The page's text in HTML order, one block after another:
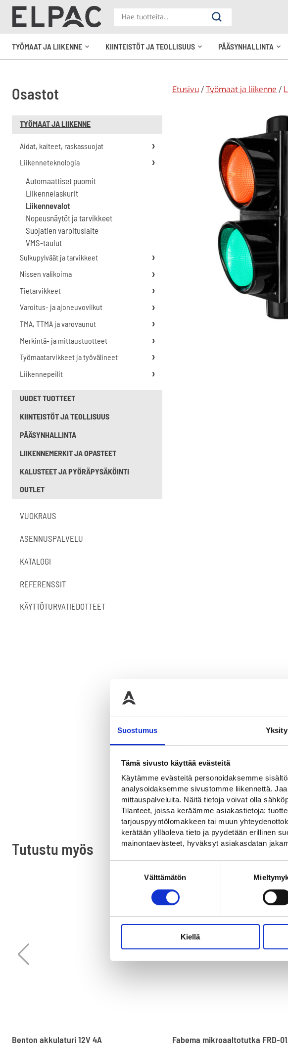
Suostumus
Tämä sivusto käyttää evästeitä
Käytämme evästeitä personoidaksemme
analysoidaksemme sivustomme liikennettä.
mittauspalveluita. Näitä tietoja voivat olla
Tilanteet, joissa keräämme asiakastietoja:
tarjouspyyntölomakkeen tai muun
kerätään ylläoleva tieto ja pyydetään erillinen
mainontaevästeet, hyväksyt asiakasdatan
Välttämätön
Kiellä
Hae
Hae
TYÖMAAT JA LIIKENNE
KIINTEISTÖT JA TEOLLISUUS
PÄÄSYNHALLINTA
Osastot
TYÖMAAT JA LIIKENNE
Aidat, kaiteet, raskassuojat
Liikenneteknologia
Automaattiset puomit
Liikennelaskurit
Liikennevalot
Nopeusnäytöt ja tarvikkeet
Suojatien varoituslaite
VMS-taulut
Sulkupylväät ja tarvikkeet
Nissen valikoima
Tietarvikkeet
Varoitus- ja ajoneuvovilkut
TMA, TTMA ja varovaunut
Merkintä- ja mittaustuotteet
Työmaatarvikkeet ja työvälineet
Liikennepeilit
UUDET TUOTTEET
KIINTEISTÖT JA TEOLLISUUS
PÄÄSYNHALLINTA
LIIKENNEMERKIT JA OPASTEET
KALUSTEET JA PYÖRÄPYSÄKÖINTI
OUTLET
VUOKRAUS
ASENNUSPALVELU
KATALOGI
REFERENSSIT
KÄYTTÖTURVATIEDOTTEET
Etusivu /Työmaat ja liikenne /
Paino
Tutustu myös
Benton akkulaturi 12V 4A Fabema mikroaaltotutka FRD-